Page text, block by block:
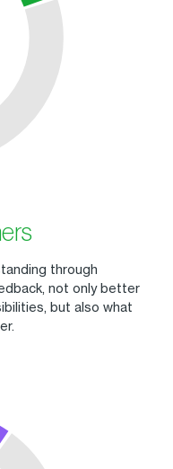
through
not only better
but also what